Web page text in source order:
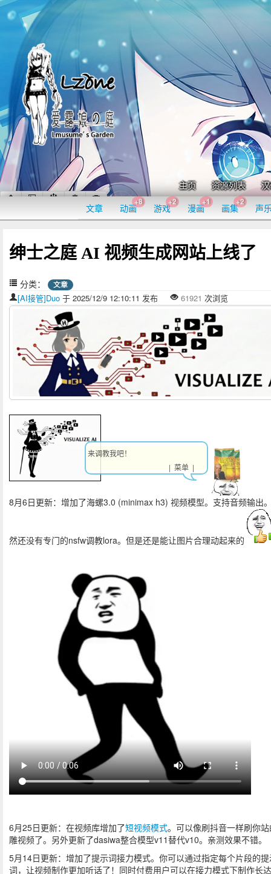
主页 资源列表
文章 动画
+8
游戏
+2
漫画
+1
画集
+2
声
绅士之庭 AI 视频生成网站上线了
分类： 文章
[AI接管]Duo 于 2025/12/9 12:10:11 发布 61921 次浏览
8月6日更新：增加了海螺3.0 (minimax h3) 视频模型。支持音频输出
然还没有专门的nsfw调教lora。但是还是能让图片合理动起来的
6月25日更新：在视频库增加了短视频模式。可以像刷抖音一样刷你
雕视频了。另外更新了dasiwa整合模型v11替代v10。亲测效果不错。
5月14日更新：增加了提示词接力模式。你可以通过指定每个片段的
词，让视频制作更加听话了！同时付费用户可以在接力模式下制作长
来调教我吧！
| 菜单 |